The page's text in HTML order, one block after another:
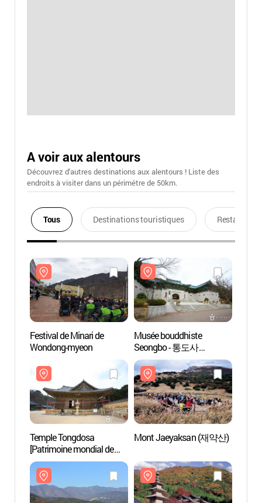
A voir aux alentours
Découvrez d'autres destinations aux alentours ! Liste des
endroits à visiter dans un périmétre de 50km.
Tous Destinations touristiques Restaurants
Festival de Minari de
Wondong-myeon
Musée bouddhiste
Seongbo - 통도사
성보박물관
Temple Tongdosa
[Patrimoine mondial de
l'UNESCO] (통도사)
Mont Jaeyaksan (재약산)